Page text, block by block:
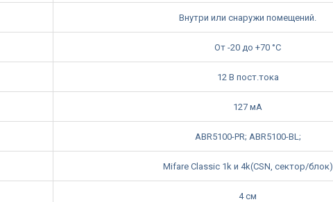
Внутри или снаружи помещений.
От -20 до +70 °C
12 В пост.тока
127 мА
ABR5100-PR; ABR5100-BL;
Mifare Classic 1k и 4k(CSN, сектор/блок)
4 см